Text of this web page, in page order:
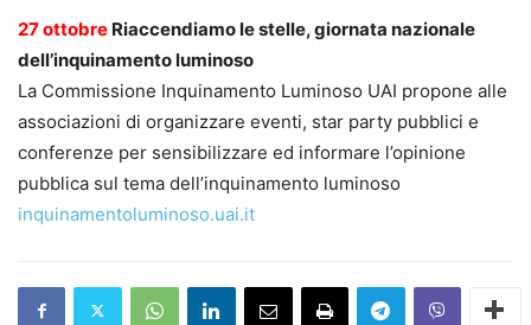
27 ottobre Riaccendiamo le stelle, giornata nazionale
dell’inquinamento luminoso
La Commissione Inquinamento Luminoso UAI propone alle
associazioni di organizzare eventi, star party pubblici e
conferenze per sensibilizzare ed informare l’opinione
pubblica sul tema dell’inquinamento luminoso
inquinamentoluminoso.uai.it